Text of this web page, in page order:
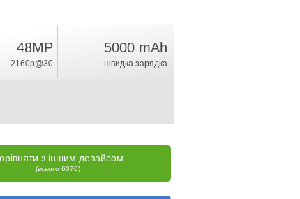
48MP
2160p@30
5000 mAh
швидка зарядка
з іншим девайсом
(всього 6070)